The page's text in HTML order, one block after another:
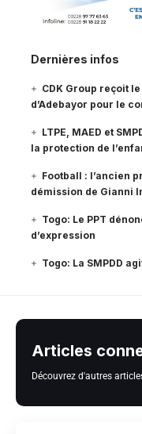
Dernières infos
CDK Group reçoit
d’Adebayor pour le
LTPE, MAED et
la protection de
Football : l’ancien
démission de Gianni
Togo: Le PPT
d’expression
Togo: La SMPDD
Articles
Découvrez d'autres